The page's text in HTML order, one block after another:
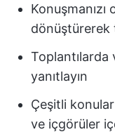
dönüştürerek
Toplantılarda
yanıtlayın
Çeşitli
ve içgörüler